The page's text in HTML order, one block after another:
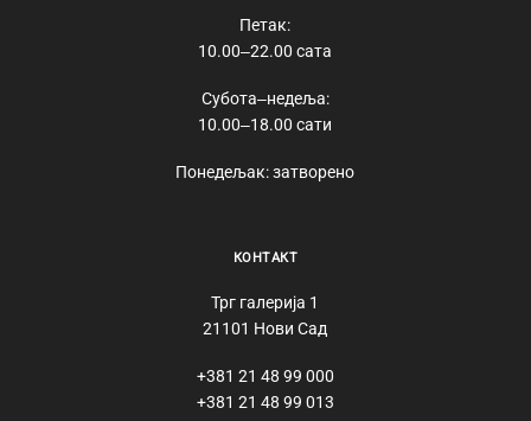
Петак:
10.00‒22.00 сата
Субота‒недеља:
10.00‒18.00 сати
Понедељак: затворено
КОНТАКТ
Трг галерија 1
21101 Нови Сад
+381 21 48 99 000
+381 21 48 99 013